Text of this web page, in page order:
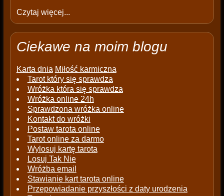
Czytaj więcej...
Ciekawe na moim blogu
Karta dnia Miłość karmiczna
Tarot który się sprawdza
Wróżka która się sprawdza
Wróżka online 24h
Sprawdzona wróżka online
Kontakt do wróżki
Postaw tarota online
Tarot online za darmo
Wylosuj kartę tarota
Losuj Tak Nie
Wróżba email
Stawianie kart tarota online
Przepowiadanie przyszłości z daty urodzenia